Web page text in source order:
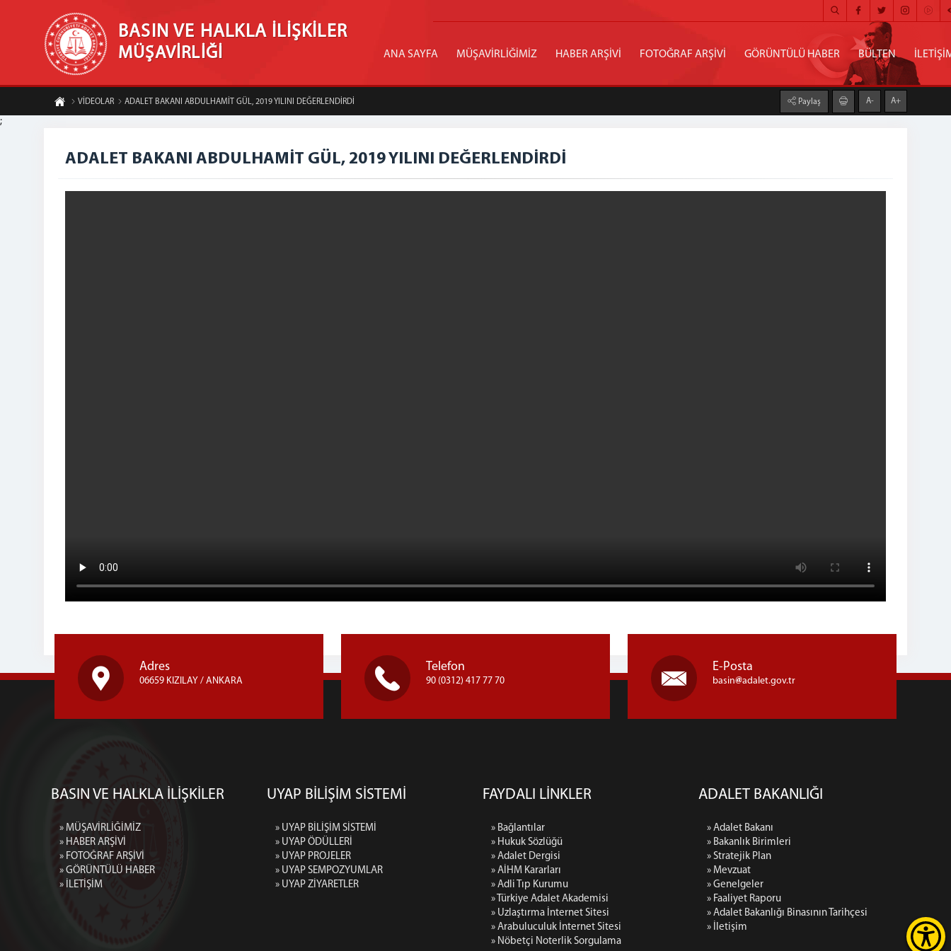
BASIN VE HALKLA İLİŞKİLER
MÜŞAVİRLİĞİ ANA SAYFA MÜŞAVİRLİĞİMİZ HABER ARŞİVİ FOTOĞRAF ARŞİVİ GÖRÜNTÜLÜ HABER BÜLTEN
VİDEOLAR ADALET BAKANI ABDULHAMİT GÜL, 2019 YILINI DEĞERLENDİRDİ Paylaş A- A+
;
ADALET BAKANI ABDULHAMİT GÜL, 2019 YILINI DEĞERLENDİRDİ
Adres
06659 KIZILAY / ANKARA
Telefon
90 (0312) 417 77 70
E-Posta
basin adalet.gov.tr
BASIN VE HALKLA İLİŞKİLER
» MÜŞAVİRLİĞİMİZ
» HABER ARŞİVİ
» FOTOĞRAF ARŞİVİ
» GÖRÜNTÜLÜ HABER
» İLETİŞİM
UYAP BİLİŞİM SİSTEMİ
» UYAP BİLİŞİM SİSTEMİ
» UYAP ÖDÜLLERİ
» UYAP PROJELER
» UYAP SEMPOZYUMLAR
» UYAP ZİYARETLER
FAYDALI LİNKLER
» Bağlantılar
» Hukuk Sözlüğü
» Adalet Dergisi
» AİHM Kararları
» Adli Tıp Kurumu
» Türkiye Adalet Akademisi
» Uzlaştırma İnternet Sitesi
» Arabuluculuk İnternet Sitesi
» Nöbetçi Noterlik Sorgulama
ADALET BAKANLIĞI
» Adalet Bakanı
» Bakanlık Birimleri
» Stratejik Plan
» Mevzuat
» Genelgeler
» Faaliyet Raporu
» Adalet Bakanlığı Binasının Tarihçesi
» İletişim